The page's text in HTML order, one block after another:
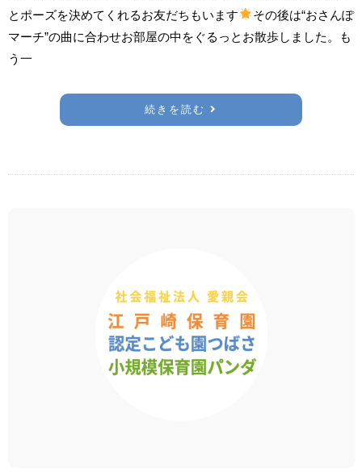
とポーズを決めてくれるお友だちもいます
その後は“おさんぽ
マーチ”の曲に合わせお部屋の中をぐるっとお散歩しました。も
う一
続きを読む